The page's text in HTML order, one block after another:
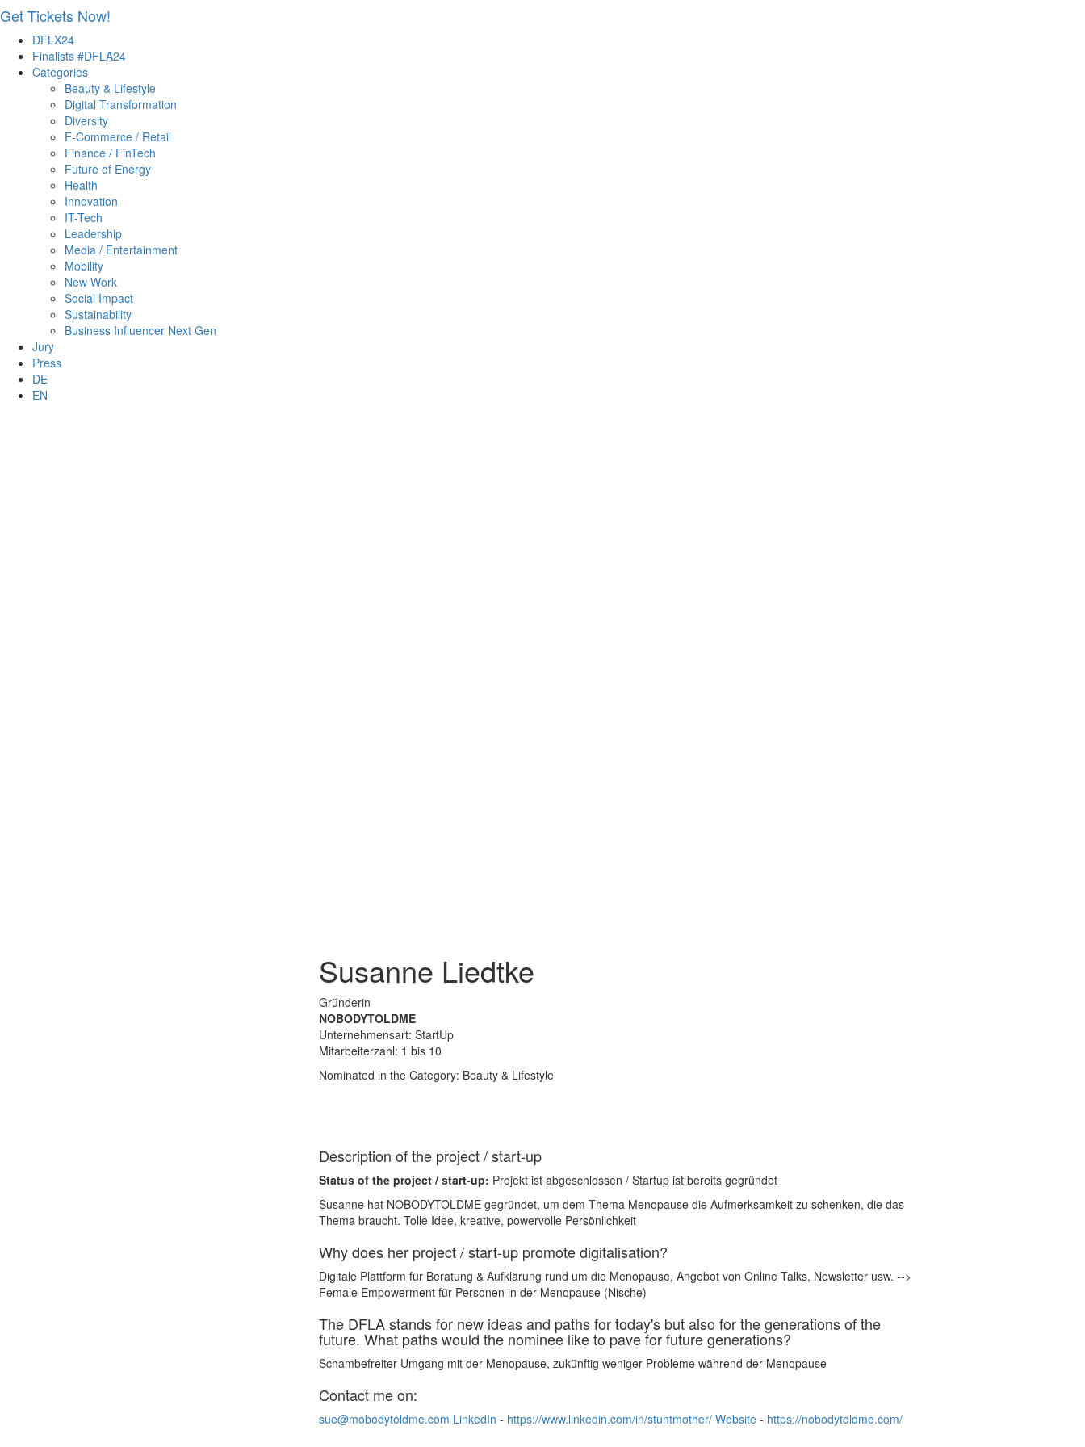
Get Tickets Now!
Skip
content
DFLX24
Finalists #DFLA24
Categories
Beauty & Lifestyle
Digital Transformation
Diversity
E-Commerce / Retail
Finance / FinTech
Future of Energy
Health
Innovation
IT-Tech
Leadership
Media / Entertainment
Mobility
New Work
Social Impact
Sustainability
Business Influencer Next Gen
Jury
Press
DE
EN
Susanne Liedtke
Gründerin
NOBODYTOLDME
Unternehmensart: StartUp
Mitarbeiterzahl: 1 bis 10
Nominated in the Category: Beauty & Lifestyle
Description of the project / start-up
Status of the project / start-up: Projekt ist abgeschlossen / Startup ist bereits gegründet
Susanne hat NOBODYTOLDME gegründet, um dem Thema Menopause die Aufmerksamkeit zu schenken, die das
Thema braucht. Tolle Idee, kreative, powervolle Persönlichkeit
Why does her project / start-up promote digitalisation?
Digitale Plattform für Beratung & Aufklärung rund um die Menopause, Angebot von Online Talks, Newsletter usw. -->
Female Empowerment für Personen in der Menopause (Nische)
The DFLA stands for new ideas and paths for today's but also for the generations of the
future. What paths would the nominee like to pave for future generations?
Schambefreiter Umgang mit der Menopause, zukünftig weniger Probleme während der Menopause
Contact me on:
sue@mobodytoldme.com LinkedIn - https://www.linkedin.com/in/stuntmother/ Website- https://nobodytoldme.com/